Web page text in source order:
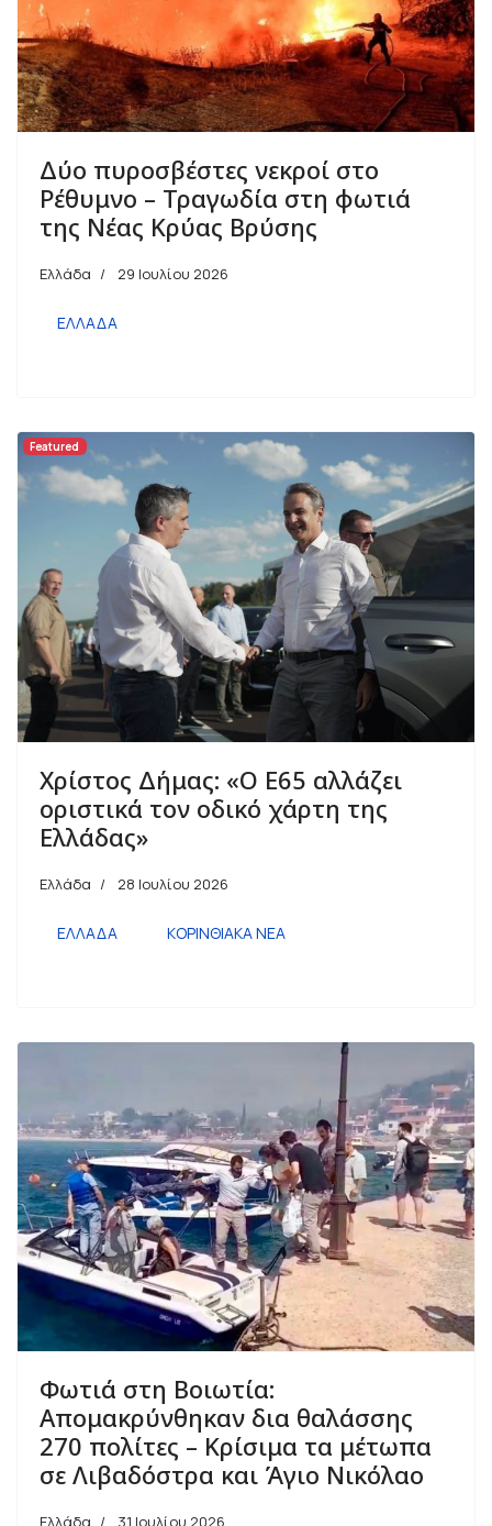
Δύο πυροσβέστες νεκροί στο
Ρέθυμνο – Τραγωδία στη φωτιά
της Νέας Κρύας Βρύσης
Ελλάδα 29 Ιουλίου 2026
ΕΛΛΑΔΑ
Featured
Χρίστος Δήμας: «Ο Ε65 αλλάζει
οριστικά τον οδικό χάρτη της
Ελλάδας»
Ελλάδα 28 Ιουλίου 2026
ΕΛΛΑΔΑ ΚΟΡΙΝΘΙΑΚΑ ΝΕΑ
Φωτιά στη Βοιωτία:
Απομακρύνθηκαν δια θαλάσσης
270 πολίτες – Κρίσιμα τα μέτωπα
σε Λιβαδόστρα και Άγιο Νικόλαο
Ελλάδα 31 Ιουλίου 2026